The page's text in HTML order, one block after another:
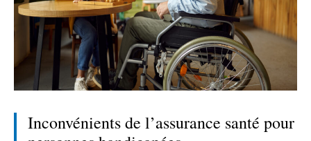
Inconvénients de l’assurance santé pour